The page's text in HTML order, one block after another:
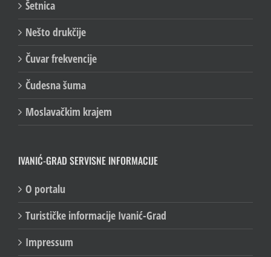
Šetnica
Nešto drukčije
Čuvar frekvencije
Čudesna šuma
Moslavačkim krajem
IVANIĆ-GRAD SERVISNE INFORMACIJE
O portalu
Turističke informacije Ivanić-Grad
Impressum